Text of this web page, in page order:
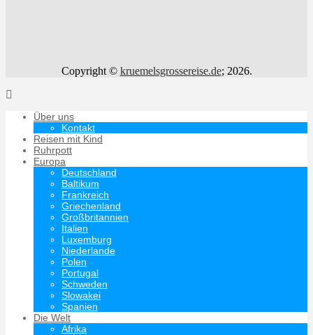
Copyright © kruemelsgrossereise.de; 2026.
Über uns
Kontakt
Reisen mit Kind
Ruhrpott
Europa
Deutschland
Baltikum
Frankreich
Griechenland
Großbritannien
Italien
Luxemburg
Niederlande
Polen
Portugal
Schweden
Slowakei
Spanien
Die Welt
Afrika